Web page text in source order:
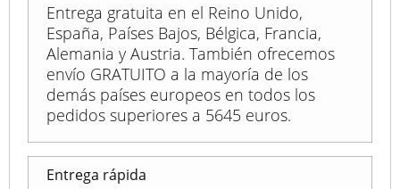
Entrega gratuita en el Reino Unido,
España, Países Bajos, Bélgica, Francia,
Alemania y Austria. También ofrecemos
envío GRATUITO a la mayoría de los
demás países europeos en todos los
pedidos superiores a 5645 euros.
Entrega rápida